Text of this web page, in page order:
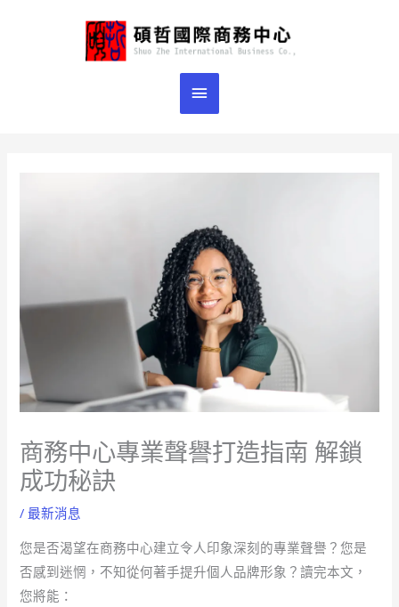
主
要
選
商務中心專業聲譽打造指南 解鎖
成功秘訣
/最新消息
您是否渴望在商務中心建立令人印象深刻的專業聲譽？您是
否感到迷惘，不知從何著手提升個人品牌形象？讀完本文，
您將能：